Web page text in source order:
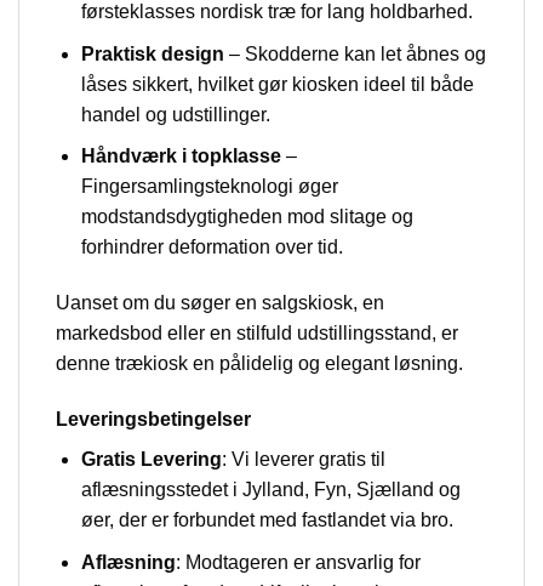
førsteklasses nordisk træ for lang holdbarhed.
Praktisk design – Skodderne kan let åbnes og
låses sikkert, hvilket gør kiosken ideel til både
handel og udstillinger.
Håndværk i topklasse–
Fingersamlingsteknologi øger
modstandsdygtigheden mod slitage og
forhindrer deformation over tid.
Uanset om du søger en salgskiosk, en
markedsbod eller en stilfuld udstillingsstand, er
denne trækiosk en pålidelig og elegant løsning.
Leveringsbetingelser
Gratis Levering: Vi leverer gratis til
aflæsningsstedet i Jylland, Fyn, Sjælland og
øer, der er forbundet med fastlandet via bro.
Aflæsning: Modtageren er ansvarlig for